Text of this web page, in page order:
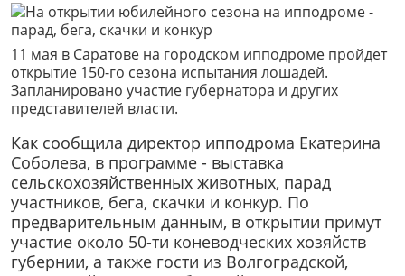
11 мая в Саратове на городском ипподроме пройдет
открытие 150-го сезона испытания лошадей.
Запланировано участие губернатора и других
представителей власти.
Как сообщила директор ипподрома Екатерина
Соболева, в программе - выставка
сельскохозяйственных животных, парад
участников, бега, скачки и конкур. По
предварительным данным, в открытии примут
участие около 50-ти коневодческих хозяйств
губернии, а также гости из Волгоградской,